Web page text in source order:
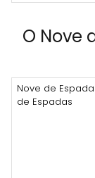
O Nove
Nove de
de Espadas